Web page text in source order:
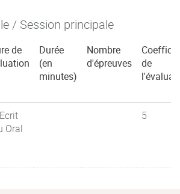
/ Session principale
de
Durée
(en
minutes)
Nombre
d'épreuves
de
Oral
5